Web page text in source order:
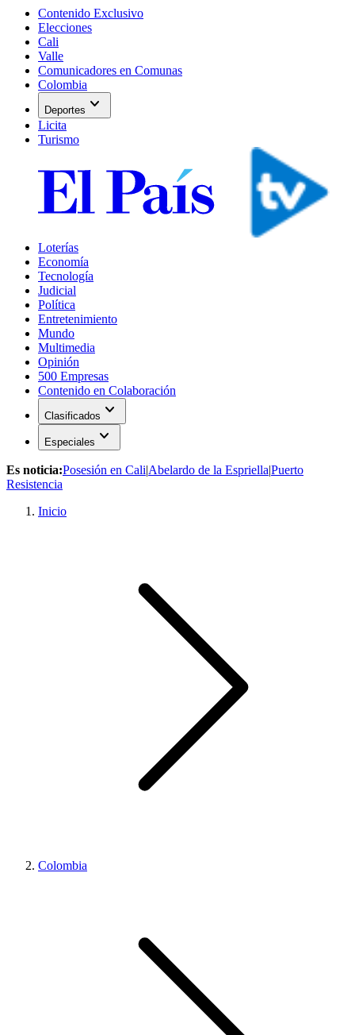
Contenido Exclusivo
Elecciones
Cali
Valle
Comunicadores en Comunas
Colombia
Deportes expand_more
Licita
Turismo
Loterías
Economía
Tecnología
Judicial
Política
Entretenimiento
Mundo
Multimedia
Opinión
500 Empresas
Contenido en Colaboración
Clasificados expand_more
Especiales expand_more
Es noticia:Posesión en Cali|Abelardo de la Espriella|Puerto
Resistencia
Inicio
Colombia